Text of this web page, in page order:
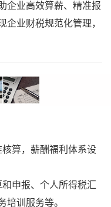
企业高效算薪、精准报
企业财税规范化管理，
算，薪酬福利体系设
申报、个人所得税汇
培训服务等。